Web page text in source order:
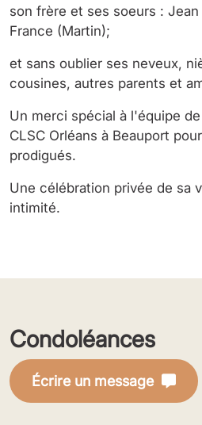
son frère et ses soeurs :
France (Martin);
et sans oublier ses neveux,
cousines, autres parents et
Un merci spécial à l'équipe
CLSC Orléans à Beauport
prodigués.
Une célébration privée de sa
intimité.
Condoléances
Écrire un message